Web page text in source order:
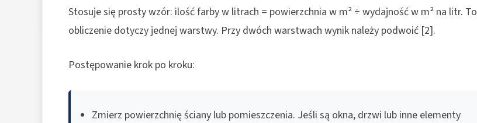
Stosuje się prosty wzór: ilość farby w litrach = powierzchnia w m² ÷ wydajność w m² na litr. To
obliczenie dotyczy jednej warstwy. Przy dwóch warstwach wynik należy podwoić [2].
Postępowanie krok po kroku:
Zmierz powierzchnię ściany lub pomieszczenia. Jeśli są okna, drzwi lub inne elementy